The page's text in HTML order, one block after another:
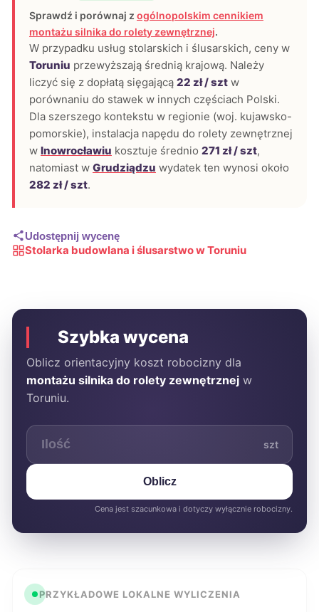
Sprawdź i porównaj z ogólnopolskim cennikiem
montażu silnika do rolety zewnętrznej.
W przypadku usług stolarskich i ślusarskich, ceny w
Toruniu przewyższają średnią krajową. Należy
liczyć się z dopłatą sięgającą 22 zł / szt w
porównaniu do stawek w innych częściach Polski.
Dla szerszego kontekstu w regionie (woj. kujawsko-
pomorskie), instalacja napędu do rolety zewnętrznej
w Inowrocławiu kosztuje średnio 271 zł / szt,
natomiast w Grudziądzu wydatek ten wynosi około
282 zł / szt.
Udostępnij wycenę
Stolarka budowlana i ślusarstwo w Toruniu
Szybka wycena
Oblicz orientacyjny koszt robocizny dla
montażu silnika do rolety zewnętrznej w
Toruniu.
szt
Oblicz
Cena jest szacunkowa i dotyczy wyłącznie robocizny.
PRZYKŁADOWE LOKALNE WYLICZENIA